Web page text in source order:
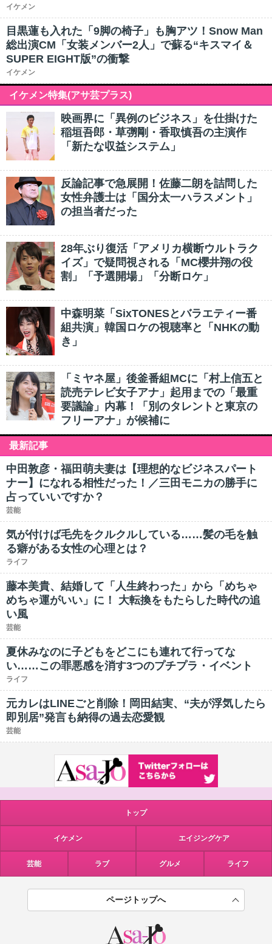
イケメン
目黒蓮も入れた「9脚の椅子」も胸アツ！Snow Man
総出演CM「女装メンバー2人」で蘇る“キスマイ＆
SUPER EIGHT版”の衝撃
イケメン
イケメン特集(アサ芸プラス)
映画界に「異例のビジネス」を仕掛けた
稲垣吾郎・草彅剛・香取慎吾の主演作
「新たな収益システム」
反論記事で急展開！佐藤二朗を詰問した
女性弁護士は「国分太一ハラスメント」
の担当者だった
28年ぶり復活「アメリカ横断ウルトラク
イズ」で疑問視される「MC櫻井翔の役
割」「予選開場」「分断ロケ」
中森明菜「SixTONESとバラエティー番
組共演」韓国ロケの視聴率と「NHKの動
き」
「ミヤネ屋」後釜番組MCに「村上信五と
読売テレビ女子アナ」起用までの「最重
要議論」内幕！「別のタレントと東京の
フリーアナ」が候補に
最新記事
中田敦彦・福田萌夫妻は【理想的なビジネスパート
ナー】になれる相性だった！／三田モニカの勝手に
占っていいですか？
芸能
気が付けば毛先をクルクルしている……髪の毛を触
る癖がある女性の心理とは？
ライフ
藤本美貴、結婚して「人生終わった」から「めちゃ
めちゃ運がいい」に！ 大転換をもたらした時代の追
い風
芸能
夏休みなのに子どもをどこにも連れて行ってな
い……この罪悪感を消す3つのプチプラ・イベント
ライフ
元カレはLINEごと削除！岡田結実、“夫が浮気したら
即別居”発言も納得の過去恋愛観
芸能
トップ
イケメン エイジングケア
芸能 ラブ グルメ ライフ
ページトップへ